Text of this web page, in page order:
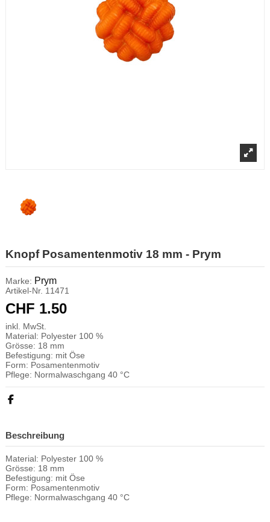
Knopf Posamentenmotiv 18 mm - Prym
Marke: Prym
Artikel-Nr. 11471
CHF 1.50
inkl. MwSt.
Material: Polyester 100 %
Grösse: 18 mm
Befestigung: mit Öse
Form: Posamentenmotiv
Pflege: Normalwaschgang 40 °C
Beschreibung
Material: Polyester 100 %
Grösse: 18 mm
Befestigung: mit Öse
Form: Posamentenmotiv
Pflege: Normalwaschgang 40 °C